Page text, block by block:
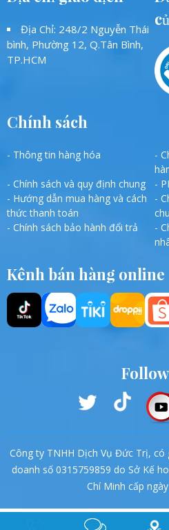
Địa Chỉ: 248/2 Nguyễn Thái
bình, Phường 12, Q.Tân Bình,
TP.HCM
Chính sách
- Thông tin hàng hóa
-
- Chính sách và quy định chung
-
- Hướng dẫn mua hàng và cách
thức thanh toán
-
- Chính sách bảo hành đổi trả
-
Kênh bán hàng online
Công ty TNHH Dịch Vụ Đức Trị, có
doanh số 0315759859 do Sở Kế
Chí Minh cấp